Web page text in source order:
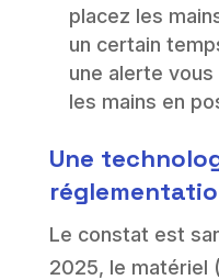
placez les
un certain
une alerte
les mains en
Une
Le constat est
2025, le matériel